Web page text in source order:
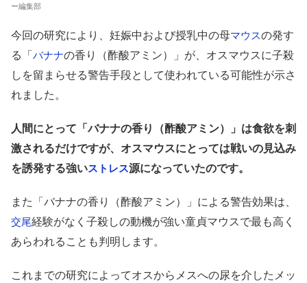
ー編集部
今回の研究により、妊娠中および授乳中の母マウスの発す
る「バナナの香り（酢酸アミン）」が、オスマウスに子殺
しを留まらせる警告手段として使われている可能性が示さ
れました。
人間にとって「バナナの香り（酢酸アミン）」は食欲を刺
激されるだけですが、オスマウスにとっては戦いの見込み
を誘発する強いストレス源になっていたのです。
また「バナナの香り（酢酸アミン）」による警告効果は、
交尾経験がなく子殺しの動機が強い童貞マウスで最も高く
あらわれることも判明します。
これまでの研究によってオスからメスへの尿を介したメッ